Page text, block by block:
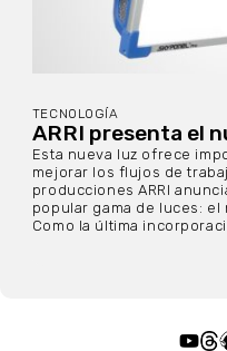
TECNOLOGÍA
ARRI presenta el
Esta nueva luz ofrece
mejorar los flujos de
producciones ARRI
popular gama de luces: el
Como la última